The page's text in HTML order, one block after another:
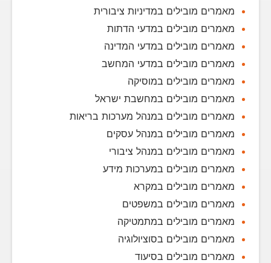
מאמרים מובילים במדיניות ציבורית
מאמרים מובילים במדעי הדתות
מאמרים מובילים במדעי המדינה
מאמרים מובילים במדעי המחשב
מאמרים מובילים במוסיקה
מאמרים מובילים במחשבת ישראל
מאמרים מובילים במנהל מערכות בריאות
מאמרים מובילים במנהל עסקים
מאמרים מובילים במנהל ציבורי
מאמרים מובילים במערכות מידע
מאמרים מובילים במקרא
מאמרים מובילים במשפטים
מאמרים מובילים במתמטיקה
מאמרים מובילים בסוציולוגיה
מאמרים מובילים בסיעוד